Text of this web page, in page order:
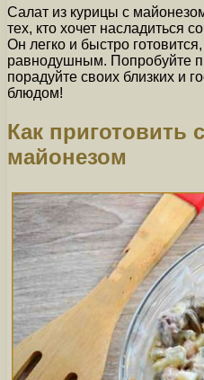
Салат из курицы с
тех, кто хочет насладиться
Он легко и быстро
равнодушным. Попробуйте
порадуйте своих близких и
блюдом!
Как приготовить
майонезом